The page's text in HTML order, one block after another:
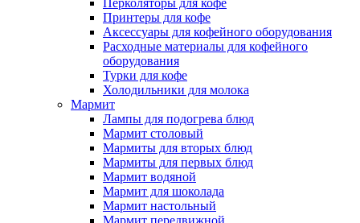
Перколяторы для кофе
Принтеры для кофе
Аксессуары для кофейного оборудования
Расходные материалы для кофейного
оборудования
Турки для кофе
Холодильники для молока
Мармит
Лампы для подогрева блюд
Мармит столовый
Мармиты для вторых блюд
Мармиты для первых блюд
Мармит водяной
Мармит для шоколада
Мармит настольный
Мармит передвижной